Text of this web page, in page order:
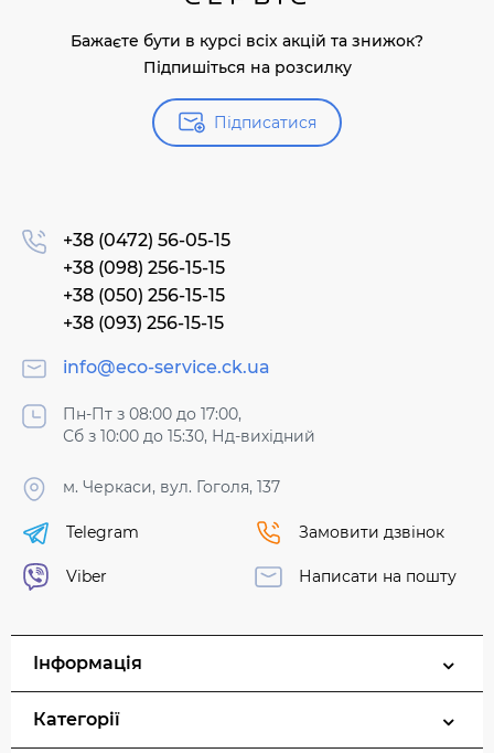
Бажаєте бути в курсі всіх акцій та знижок?
Підпишіться на розсилку
Підписатися
+38 (0472) 56-05-15
+38 (098) 256-15-15
+38 (050) 256-15-15
+38 (093) 256-15-15
info@eco-service.ck.ua
Пн-Пт з 08:00 до 17:00,
Сб з 10:00 до 15:30, Нд-вихідний
м. Черкаси, вул. Гоголя, 137
Telegram
Viber
Замовити дзвінок
Написати на пошту
Інформація
Категорії